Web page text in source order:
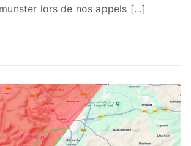
lors de nos appels […]